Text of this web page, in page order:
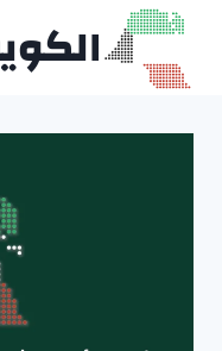
التجاوز
المحتوى